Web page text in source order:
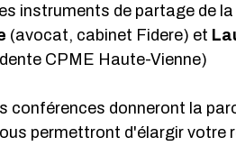
instruments de partage de
(avocat, cabinet Fidere) et
CPME Haute-Vienne)
conférences donneront la
permettront d'élargir votre